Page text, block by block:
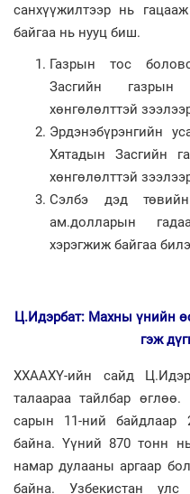
санхүүжилтээр нь
байгаа нь нууц биш.
Газрын тос
Засгийн
хөнгөлөлттэй
Эрдэнэбүрэнгийн
Хятадын Засгийн
хөнгөлөлттэй
Сэлбэ дэд
ам.долларын
хэрэгжиж байгаа
Ц.Идэрбат: Махны үнийн
гэж
ХХААХҮ-ийн сайд
талаараа тайлбар
сарын 11-ний байдлаар
байна. Үүний 870 тонн
намар дулааны аргаар
байна. Узбекистан